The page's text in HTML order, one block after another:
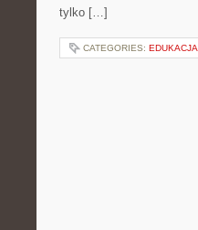
tylko […]
CATEGORIES: EDUKACJA